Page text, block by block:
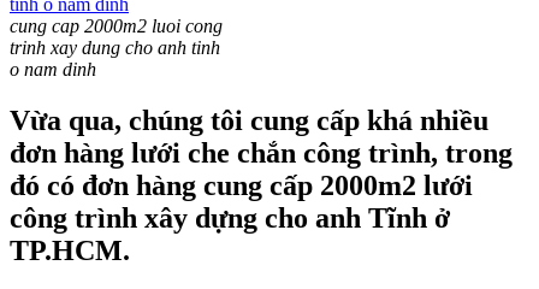
cung cap 2000m2 luoi cong
trinh xay dung cho anh tinh
o nam dinh
Vừa qua, chúng tôi cung cấp khá nhiều
đơn hàng lưới che chắn công trình, trong
đó có đơn hàng cung cấp 2000m2 lưới
công trình xây dựng cho anh Tĩnh ở
TP.HCM.